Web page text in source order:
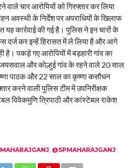
चार आरोपियों को गिरफ्तार कर लिया
अवस्थी के निर्देश पर अपराधियों के खिलाफ
कार्रवाई की गई है। पुलिस ने इन चारों के
दर्ज कर इन्हें हिरासत में ले लिया है और आगे
है। पकड़े गए आरोपियों में बड़हारी गांव का
और कोल्हुई गांव के रहने वाले 20 साल
पाठक और 22 साल का कृष्णा कसौधन
करने वाली पुलिस टीम में उपनिरीक्षक
विवेकमुणि त्रिपाठी और कांस्टेबल राकेश
, @SPMAHARAJGANJ